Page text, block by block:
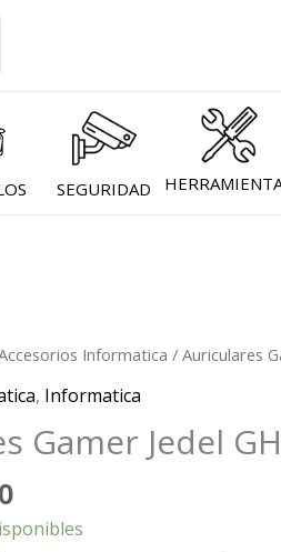
SEGURIDAD
Informatica / Auriculares
, Informatica
Gamer Jedel